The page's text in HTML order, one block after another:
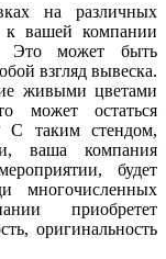
на различных
к вашей компании
Это может быть
взгляд вывеска.
живыми цветами
может остаться
С таким стендом,
ваша компания
будет
многочисленных
приобретет
оригинальность